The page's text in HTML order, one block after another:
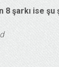
8 şarkı ise şu